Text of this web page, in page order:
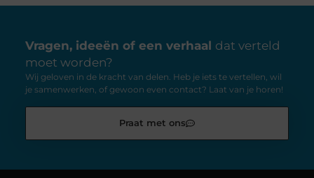
Vragen, ideeën of een verhaal dat verteld
moet worden?
Wij geloven in de kracht van delen. Heb je iets te vertellen, wil
je samenwerken, of gewoon even contact? Laat van je horen!
Praat met ons